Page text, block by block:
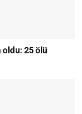
oldu: 25 ölü